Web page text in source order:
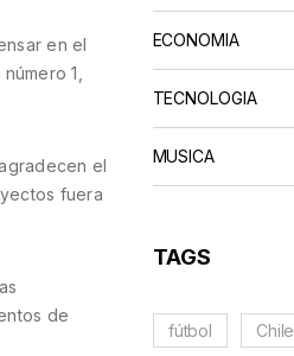
en el
1,
el
fuera
de
ECONOMIA
TECNOLOGIA
MUSICA
TAGS
fútbol Chile